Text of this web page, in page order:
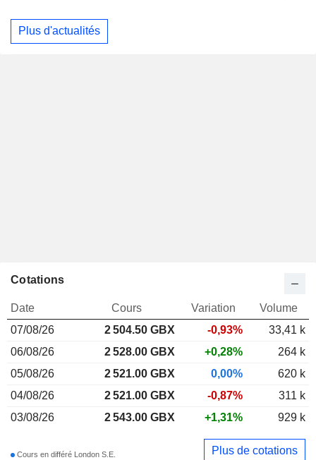
Plus d'actualités
Cotations
Date Cours Variation
Volume
07/08/26
2 504.50 GBX -0,93%
33,41 k
06/08/26
2 528.00 GBX +0,28%
264 k
05/08/26
2 521.00 GBX 0,00%
620 k
04/08/26
2 521.00 GBX -0,87%
311 k
03/08/26
2 543.00 GBX +1,31% 929 k
Cours en différé London S.E. Plus de cotations